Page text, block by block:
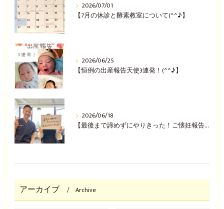
2026/07/01
【7月の休診と酵素教室について(^^♪】
2026/06/25
【恒例の出産報告天使3連発！(^^♪】
2026/06/18
【最後まで諦めずにやりきった！ご懐妊報告(^^♪】
アーカイブ Archive